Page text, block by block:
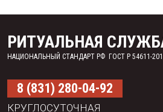
РИТУАЛЬНАЯ
НАЦИОНАЛЬНЫЙ СТАНДАРТ РФ ГОСТ Р 54611-
8 (831) 280-04-92
КРУГЛОСУТОЧНАЯ